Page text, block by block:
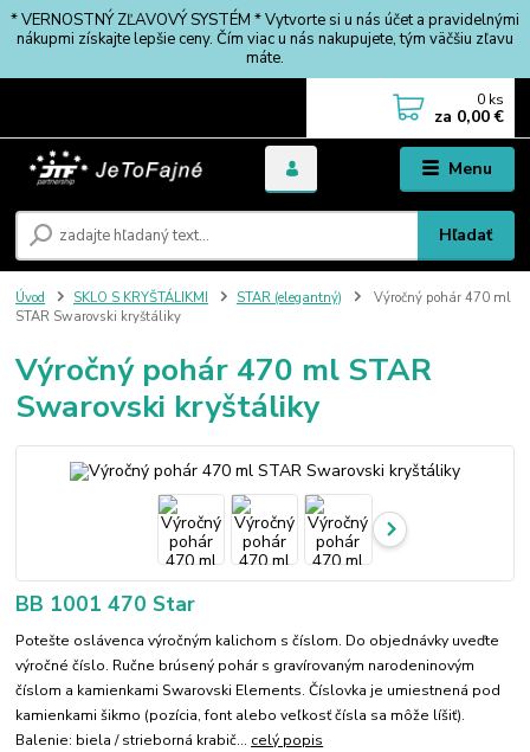
* VERNOSTNÝ ZĽAVOVÝ SYSTÉM * Vytvorte si u nás účet a pravidelnými
nákupmi získajte lepšie ceny. Čím viac u nás nakupujete, tým väčšiu zľavu
máte.
Menu
Hľadať
0 ks
za 0,00 €
Úvod SKLO S KRYŠTÁLIKMI STAR (elegantný)
Výročný pohár 470 ml
STAR Swarovski kryštáliky
Výročný pohár 470 ml STAR
Swarovski kryštáliky
BB 1001 470 Star
Potešte oslávenca výročným kalichom s číslom. Do objednávky uveďte
výročné číslo. Ručne brúsený pohár s gravírovaným narodeninovým
číslom a kamienkami Swarovski Elements. Číslovka je umiestnená pod
kamienkami šikmo (pozícia, font alebo veľkosť čísla sa môže líšiť).
Balenie: biela / strieborná krabič... celý popis